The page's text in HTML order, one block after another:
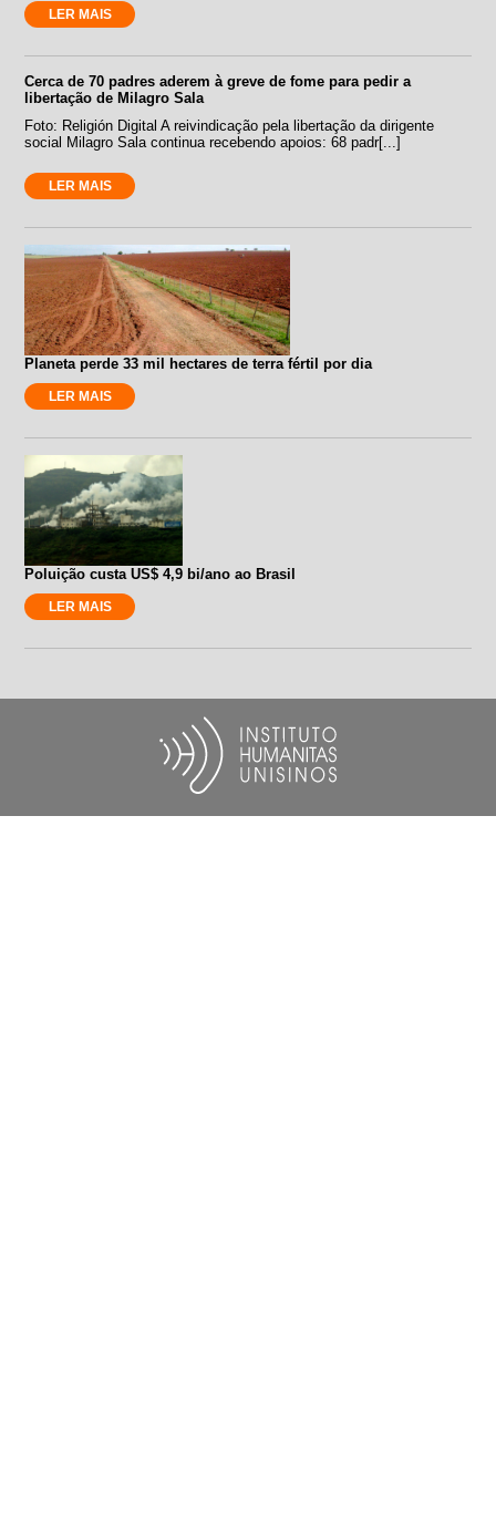
LER MAIS
Cerca de 70 padres aderem à greve de fome para pedir a
libertação de Milagro Sala
Foto: Religión Digital A reivindicação pela libertação da dirigente
social Milagro Sala continua recebendo apoios: 68 padr[...]
LER MAIS
Planeta perde 33 mil hectares de terra fértil por dia
LER MAIS
Poluição custa US$ 4,9 bi/ano ao Brasil
LER MAIS